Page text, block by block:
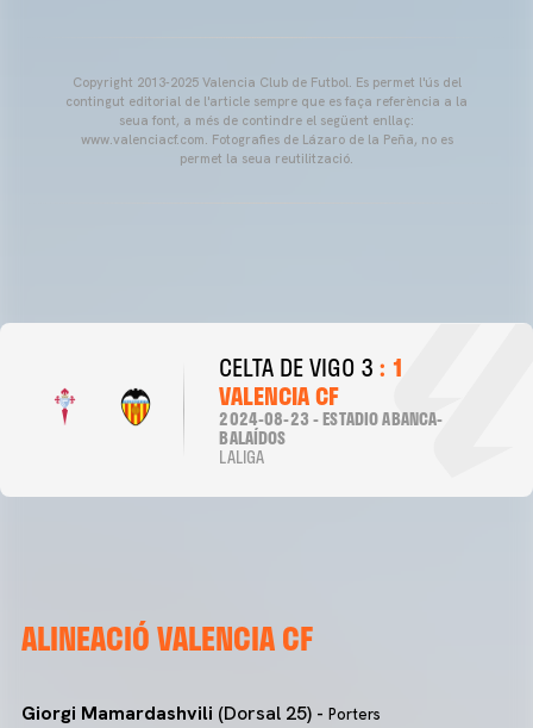
Copyright 2013-2025 Valencia Club de Futbol. Es permet l'ús del
contingut editorial de l'article sempre que es faça referència a la
seua font, a més de contindre el següent enllaç:
www.valenciacf.com. Fotografies de Lázaro de la Peña, no es
permet la seua reutilització.
CELTA DE VIGO 3 : 1
VALENCIA CF
2024-08-23 - ESTADIO ABANCA-
BALAÍDOS
LALIGA
ALINEACIÓ VALENCIA CF
Giorgi Mamardashvili (Dorsal 25) - Porters